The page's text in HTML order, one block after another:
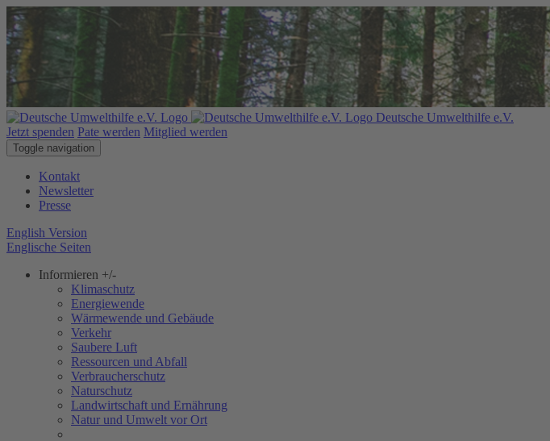
Deutsche Umwelthilfe e.V.
Jetzt spenden Pate werden Mitglied werden
Toggle navigation
Kontakt
Newsletter
Presse
English Version
Englische Seiten
Informieren +/-
Klimaschutz
Energiewende
Wärmewende und Gebäude
Verkehr
Saubere Luft
Ressourcen und Abfall
Verbraucherschutz
Naturschutz
Landwirtschaft und Ernährung
Natur und Umwelt vor Ort